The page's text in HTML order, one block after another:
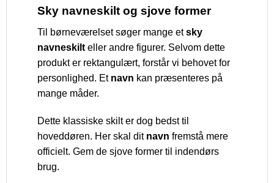
Sky navneskilt og sjove former
Til børneværelset søger mange etsky
navneskilt eller andre figurer. Selvom dette
produkt er rektangulært, forstår vi behovet for
personlighed. Et navn kan præsenteres på
mange måder.
Dette klassiske skilt er dog bedst til
hoveddøren. Her skal dit navn fremstå mere
officielt. Gem de sjove former til indendørs
brug.